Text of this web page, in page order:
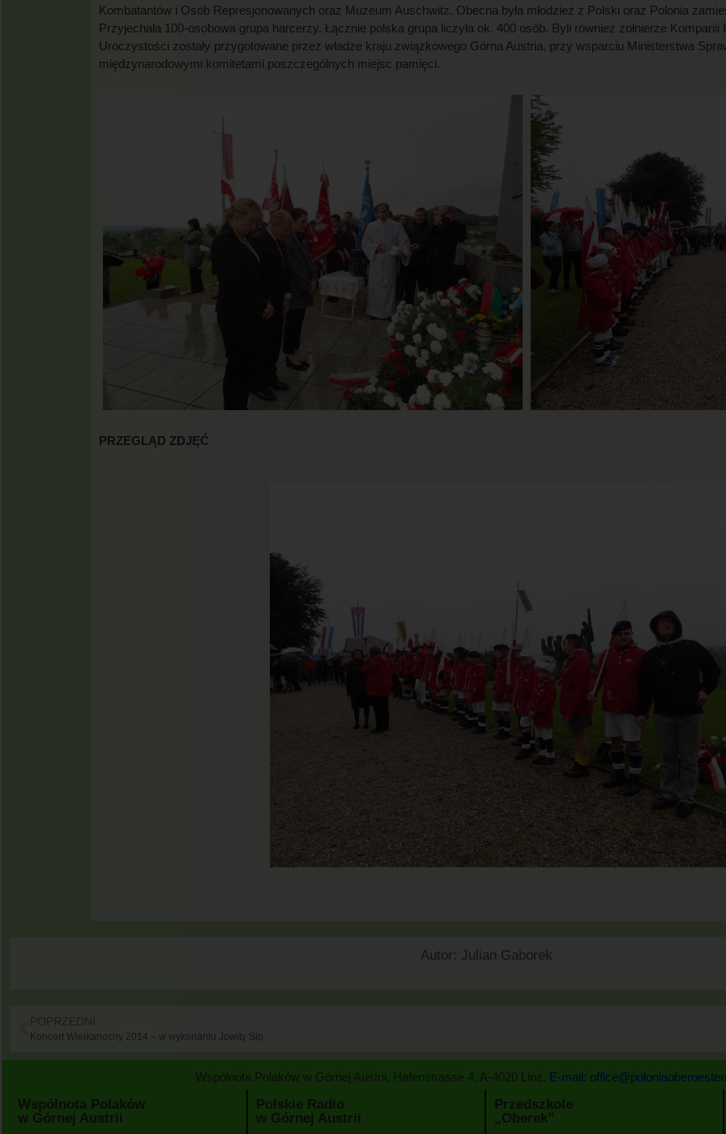
Kombatantów i Osób Represjonowanych oraz Muzeum Auschwitz. Obecna była młodzież z Polski oraz Polonia
Przyjechała 100-osobowa grupa harcerzy. Łącznie polska grupa liczyła ok. 400 osób. Byli również żołnierze
Uroczystości zostały przygotowane przez władze kraju związkowego Górna Austria, przy wsparciu Ministerstwa
międzynarodowymi komitetami poszczególnych miejsc pamięci.
PRZEGLĄD ZDJĘĆ
Autor: Julian Gaborek
POPRZEDNI
Koncert Wielkanocny 2014 – w wykonaniu Jowity Sip
Wspólnota Polaków w Górnej Austrii, Hafenstrasse 4, A-4020 Linz, E-mail:
Wspólnota Polaków
w Górnej Austrii
Polskie Radio
w Górnej Austrii
Przedszkole
„Oberek”